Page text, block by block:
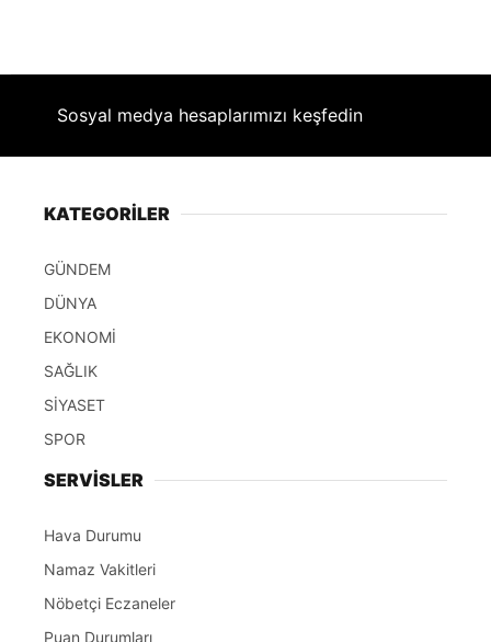
Sosyal medya hesaplarımızı keşfedin
KATEGORİLER
GÜNDEM
DÜNYA
EKONOMİ
SAĞLIK
SİYASET
SPOR
SERVİSLER
Hava Durumu
Namaz Vakitleri
Nöbetçi Eczaneler
Puan Durumları